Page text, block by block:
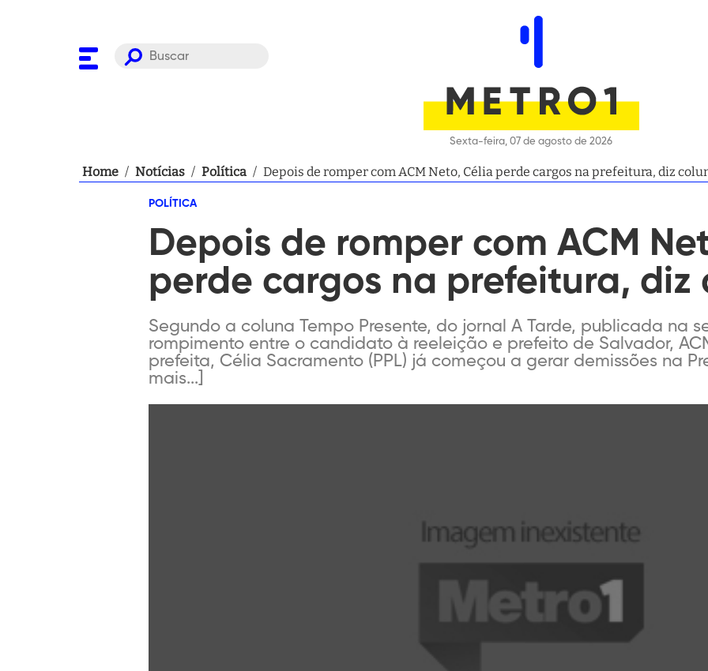
Sexta-feira, 07 de agosto de 2026
Home / Notícias / Política / Depois de romper com ACM Neto, Célia perde cargos na prefeitura, diz
POLÍTICA
Depois de romper com ACM
perde cargos na prefeitura, diz
Segundo a coluna Tempo Presente, do jornal A Tarde, publicada na
rompimento entre o candidato à reeleição e prefeito de Salvador,
prefeita, Célia Sacramento (PPL) já começou a gerar demissões na
mais...]